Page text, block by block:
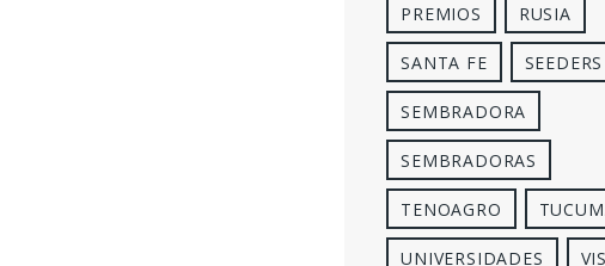
PREMIOS RUSIA
SANTA FE SEEDERS
SEMBRADORA
SEMBRADORAS
TENOAGRO
UNIVERSIDADES